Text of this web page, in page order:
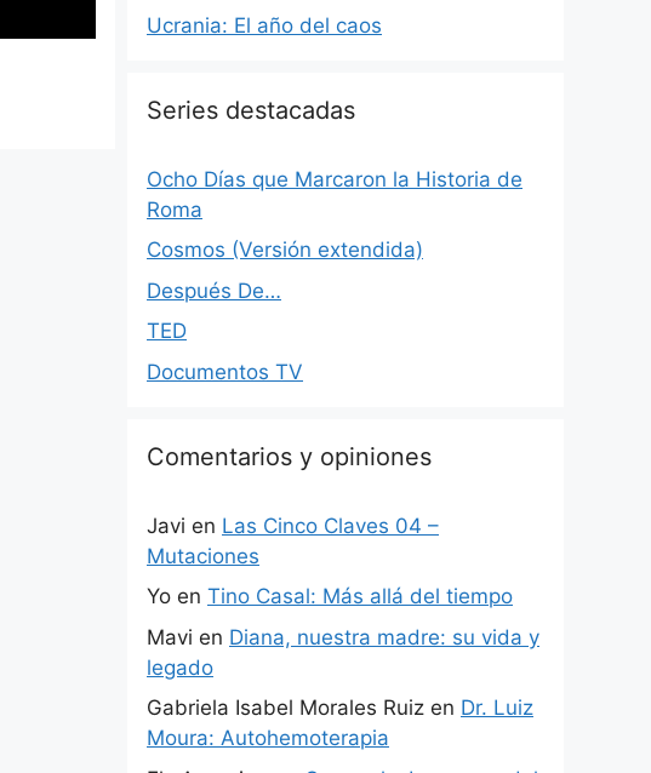
Ucrania: El año del caos
Series destacadas
Ocho Días que Marcaron la Historia de
Roma
Cosmos (Versión extendida)
Después De…
TED
Documentos TV
Comentarios y opiniones
Javi en Las Cinco Claves 04 –
Mutaciones
Yo en Tino Casal: Más allá del tiempo
Mavi en Diana, nuestra madre: su vida y
legado
Gabriela Isabel Morales Ruiz en Dr. Luiz
Moura: Autohemoterapia